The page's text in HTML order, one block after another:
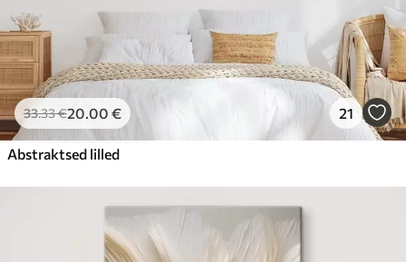
33.33€20.00 € 21
Abstraktsed lilled